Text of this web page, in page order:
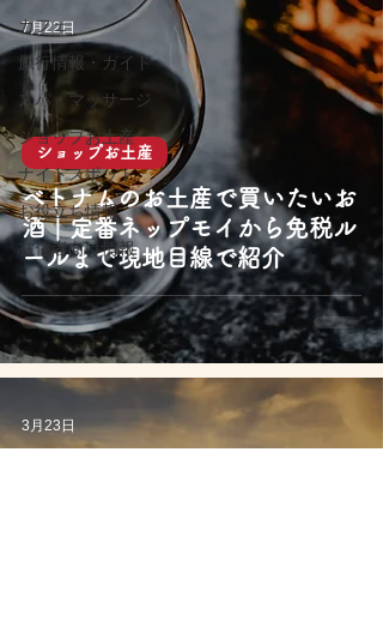
カフェ
旅行情報・ガイド
スパ・マッサージ
ショップお土産
ナイトスポット
お役立ち情報
在住者向け情報
ベトナムのお土産で買いたいお
酒｜定番ネップモイから免税ル
ールまで現地目線で紹介
ショップお土産
7月22日
3月23日